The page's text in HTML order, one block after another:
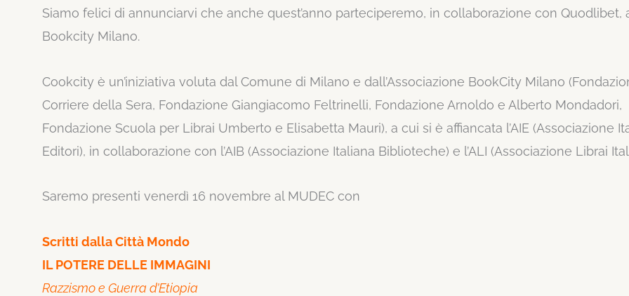
Siamo felici di annunciarvi che anche quest’anno parteciperemo, in collaborazione con Quodlibet,
Bookcity Milano.
Cookcity è un’iniziativa voluta dal Comune di Milano e dall’Associazione BookCity Milano
Corriere della Sera, Fondazione Giangiacomo Feltrinelli, Fondazione Arnoldo e Alberto Mondadori,
Fondazione Scuola per Librai Umberto e Elisabetta Mauri), a cui si è affiancata l’AIE (Associazione
Editori), in collaborazione con l’AIB (Associazione Italiana Biblioteche) e l’ALI (Associazione Librai
Saremo presenti venerdì 16 novembre al MUDEC con
Scritti dalla Città Mondo
IL POTERE DELLE IMMAGINI
Razzismo e Guerra d’Etiopia